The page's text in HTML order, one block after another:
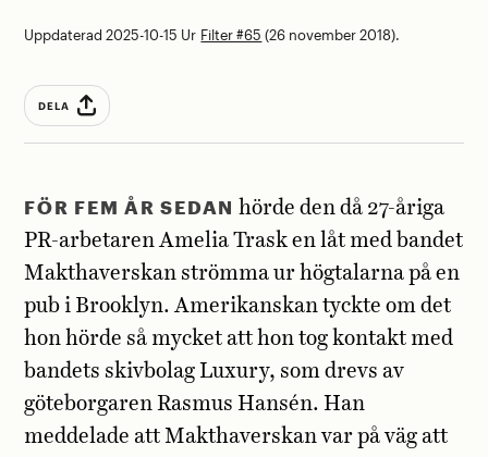
Uppdaterad 2025-10-15 Ur Filter #65 (26 november 2018).
DELA
FÖR FEM ÅR SEDAN hörde den då 27-åriga
PR-arbetaren Amelia Trask en låt med bandet
Makthaverskan strömma ur högtalarna på en
pub i Brooklyn. Amerikanskan tyckte om det
hon hörde så mycket att hon tog kontakt med
bandets skivbolag Luxury, som drevs av
göteborgaren Rasmus Hansén. Han
meddelade att Makthaverskan var på väg att